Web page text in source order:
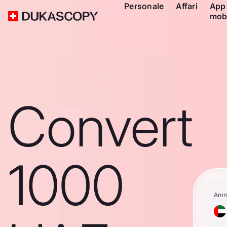
Personale Affari
App
Convert
1000